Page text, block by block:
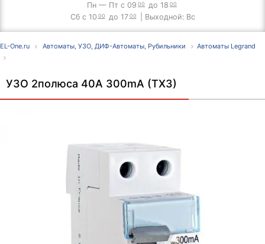
Пн — Пт с 09 00 до 18 00
Сб с 10 00 до 17 00 | Выходной: Вс
EL-One.ru Автоматы, УЗО, ДИФ-Автоматы, Рубильники Автоматы Legrand
УЗО 2полюса 40А 300mA (TX3)